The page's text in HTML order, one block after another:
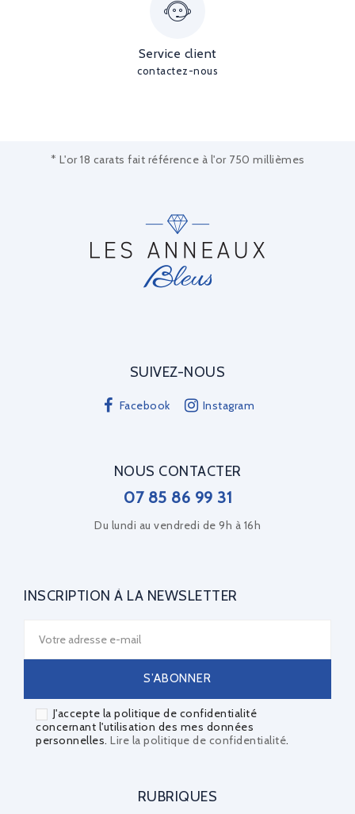
Service client
contactez-nous
* L'or 18 carats fait référence à l'or 750 millièmes
SUIVEZ-NOUS
Facebook Instagram
NOUS CONTACTER
07 85 86 99 31
Du lundi au vendredi de 9h à 16h
INSCRIPTION À LA NEWSLETTER
J'accepte la politique de confidentialité
concernant l'utilisation des mes données
personnelles. Lire la politique de confidentialité.
RUBRIQUES